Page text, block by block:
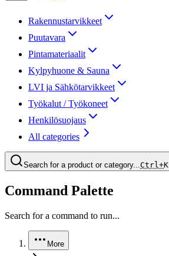
Rakennustarvikkeet
Puutavara
Pintamateriaalit
Kylpyhuone & Sauna
LVI ja Sähkötarvikkeet
Työkalut / Työkoneet
Henkilösuojaus
All categories
Search for a product or category...Ctrl+K
Command Palette
Search for a command to run...
More